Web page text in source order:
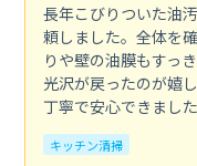
長年こびりついた油
頼しました。全体を
りや壁の油膜もすっ
光沢が戻ったのが嬉
丁寧で安心できました
キッチン清掃